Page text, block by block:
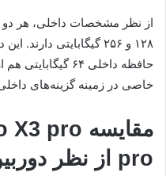
حافظه داخلی ۶۴
خاصی در زمینه گزینه‌های داخلی
pro از نظر دوربین